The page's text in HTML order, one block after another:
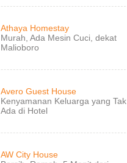
Athaya Homestay
Murah, Ada Mesin Cuci, dekat
Malioboro
Avero Guest House
Kenyamanan Keluarga yang Tak
Ada di Hotel
AW City House